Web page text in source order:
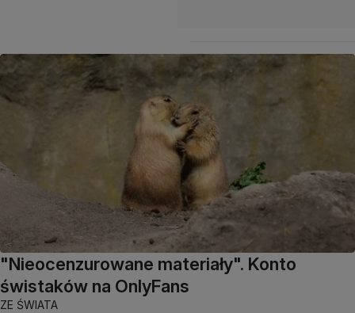
"Nieocenzurowane materiały". Konto
świstaków na OnlyFans
ZE ŚWIATA